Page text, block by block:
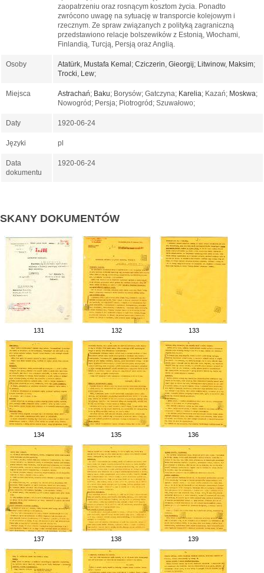
zaopatrzeniu oraz rosnącym kosztom życia. Ponadto
zwrócono uwagę na sytuację w transporcie kolejowym i
rzecznym. Ze spraw związanych z polityką zagraniczną
przedstawiono relacje bolszewików z Estonią, Włochami,
Finlandią, Turcją, Persją oraz Anglią.
Osoby Atatürk, Mustafa Kemal ; Cziczerin, Gieorgij; Litwinow, Maksim;
Trocki, Lew;
Miejsca Astrachań; Baku; Borysów; Gatczyna; Karelia; Kazań; Moskwa;
Nowogród; Persja; Piotrogród; Szuwałowo;
Daty 1920-06-24
Języki pl
Data
dokumentu
1920-06-24
SKANY DOKUMENTÓW
131 132 133
134 135 136
137 138 139